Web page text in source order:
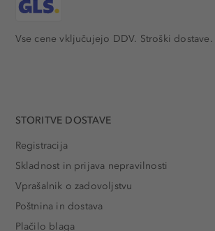
Vse cene vključujejo DDV. Stroški dostave.
STORITVE DOSTAVE
Registracija
Skladnost in prijava nepravilnosti
Vprašalnik o zadovoljstvu
Poštnina in dostava
Plačilo blaga